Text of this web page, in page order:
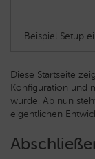
Beispiel Setup
Diese Startseite
Konfiguration und
wurde. Ab nun
eigentlichen